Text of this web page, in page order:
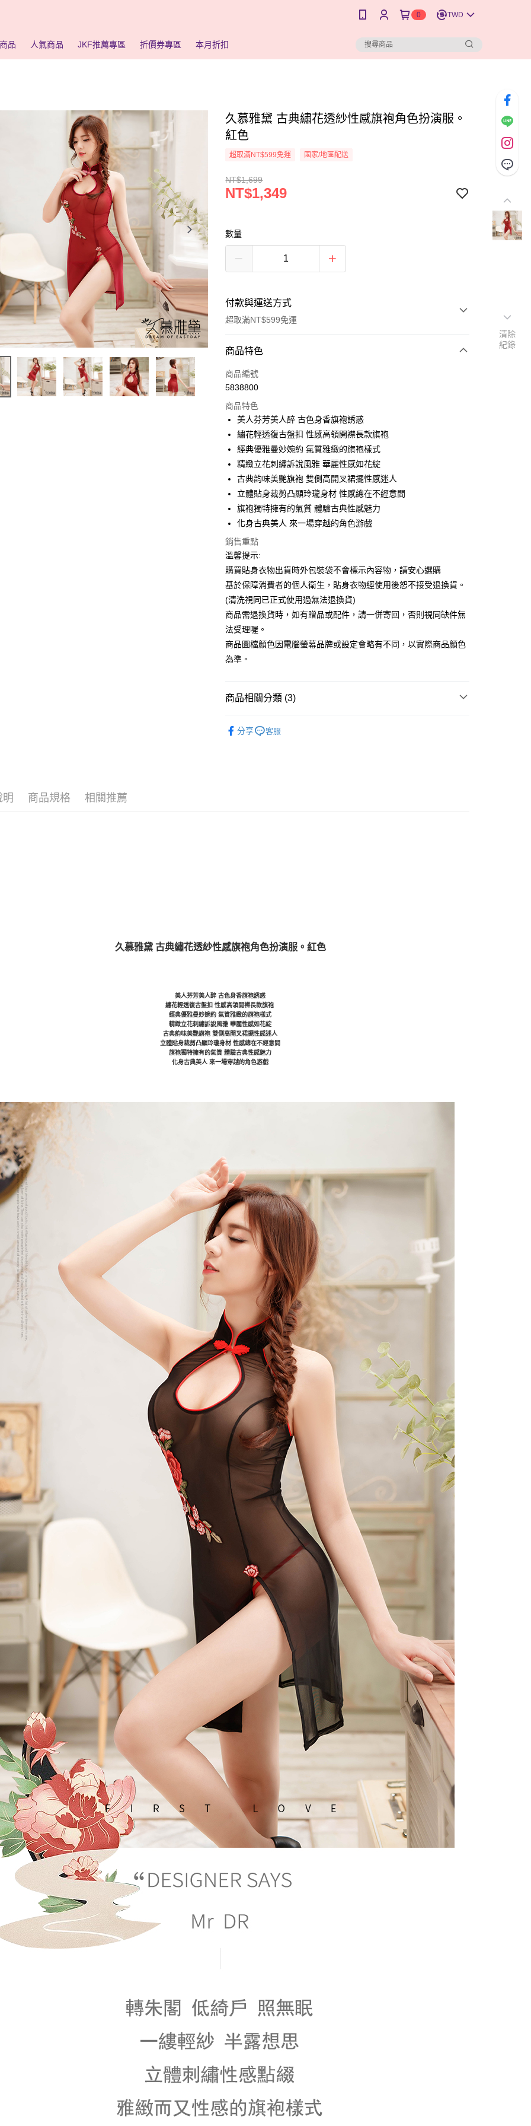
0 TWD
品 人氣商品 JKF推薦專區 折價券專區 本月折扣
久慕雅黛 古典繡花透紗性感旗袍角色扮演服。
紅色
超取滿NT$599免運 國家/地區配送
NT$1,699
NT$1,349
數量
付款與運送方式
超取滿NT$599免運
付款方式
信用卡一次付款
LINE Pay
Apple Pay
街口支付
悠遊付
ATM付款
運送方式
全家付款取貨
每筆NT$65，滿NT$599(含以上)免運費
7-11付款取貨
每筆NT$65，滿NT$599(含以上)免運費
宅配
每筆NT$80，滿NT$599(含以上)免運費
商品特色
商品編號
5838800
商品特色
美人芬芳美人醉 古色身香旗袍誘惑
繡花輕透復古盤扣 性感高領開襟長款旗袍
經典優雅曼妙婉約 氣質雅緻的旗袍樣式
精緻立花刺繡訴說風雅 華麗性感如花綻
古典韵味美艷旗袍 雙側高開叉裙擺性感迷人
立體貼身裁剪凸顯玲瓏身材 性感總在不經意間
旗袍獨特擁有的氣質 體驗古典性感魅力
化身古典美人 來一場穿越的角色游戲
銷售重點
溫馨提示:
購買貼身衣物出貨時外包裝袋不會標示內容物，請安心選購
基於保障消費者的個人衛生，貼身衣物經使用後恕不接受退換貨。
(清洗視同已正式使用過無法退換貨)
商品需退換貨時，如有贈品或配件，請一併寄回，否則視同缺件無
法受理喔。
商品圖檔顏色因電腦螢幕品牌或設定會略有不同，以實際商品顏色
為準。
商品相關分類 (3)
分享 客服
明 商品規格 相關推薦
久慕雅黛 古典繡花透紗性感旗袍角色扮演服。紅色
美人芬芳美人醉 古色身香旗袍誘惑
繡花輕透復古盤扣 性感高領開襟長款旗袍
經典優雅曼妙婉約 氣質雅緻的旗袍樣式
精緻立花刺繡訴說風雅 華麗性感如花綻
古典韵味美艷旗袍 雙側高開叉裙擺性感迷人
立體貼身裁剪凸顯玲瓏身材 性感總在不經意間
旗袍獨特擁有的氣質 體驗古典性感魅力
化身古典美人 來一場穿越的角色游戲
清除
紀錄